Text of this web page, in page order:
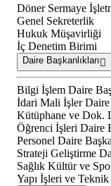
Döner Sermaye
Genel Sekreterlik
Hukuk Müşavirliği
İç Denetim Birimi
Daire Başkanlıkları
Bilgi İşlem Daire
İdari Mali İşler Daire
Kütüphane ve Dok.
Öğrenci İşleri Daire
Personel Daire
Strateji Geliştirme
Sağlık Kültür ve
Yapı İşleri ve Teknik